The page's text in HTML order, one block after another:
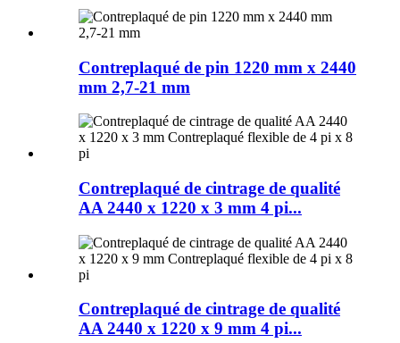
Contreplaqué de pin 1220 mm x 2440
mm 2,7-21 mm
Contreplaqué de cintrage de qualité
AA 2440 x 1220 x 3 mm 4 pi...
Contreplaqué de cintrage de qualité
AA 2440 x 1220 x 9 mm 4 pi...